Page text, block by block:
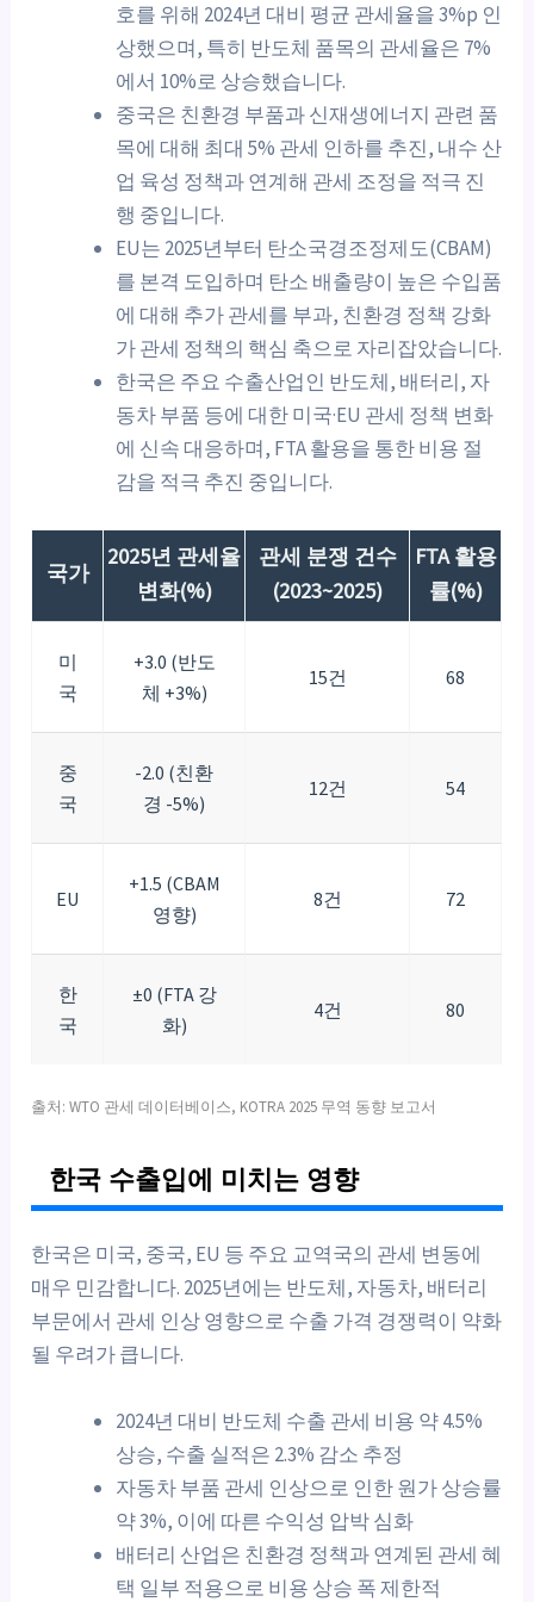
호를 위해 2024년 대비 평균 관세율을 3%p 인
상했으며, 특히 반도체 품목의 관세율은 7%
에서 10%로 상승했습니다.
중국은 친환경 부품과 신재생에너지 관련 품
목에 대해 최대 5% 관세 인하를 추진, 내수 산
업 육성 정책과 연계해 관세 조정을 적극 진
행 중입니다.
EU는 2025년부터 탄소국경조정제도(CBAM)
를 본격 도입하며 탄소 배출량이 높은 수입품
에 대해 추가 관세를 부과, 친환경 정책 강화
가 관세 정책의 핵심 축으로 자리잡았습니다.
한국은 주요 수출산업인 반도체, 배터리, 자
동차 부품 등에 대한 미국·EU 관세 정책 변화
에 신속 대응하며, FTA 활용을 통한 비용 절
감을 적극 추진 중입니다.
국가
2025년 관세율
변화(%)
관세 분쟁 건수
(2023~2025)
FTA 활용
률(%)
미
국
+3.0 (반도
체 +3%)
15건 68
중
국
-2.0 (친환
경 -5%)
12건 54
EU
+1.5 (CBAM
영향)
8건 72
한
국
±0 (FTA 강
화)
4건 80
출처: WTO 관세 데이터베이스, KOTRA 2025 무역 동향 보고서
한국 수출입에 미치는 영향
한국은 미국, 중국, EU 등 주요 교역국의 관세 변동에
매우 민감합니다. 2025년에는 반도체, 자동차, 배터리
부문에서 관세 인상 영향으로 수출 가격 경쟁력이 약화
될 우려가 큽니다.
2024년 대비 반도체 수출 관세 비용 약 4.5%
상승, 수출 실적은 2.3% 감소 추정
자동차 부품 관세 인상으로 인한 원가 상승률
약 3%, 이에 따른 수익성 압박 심화
배터리 산업은 친환경 정책과 연계된 관세 혜
택 일부 적용으로 비용 상승 폭 제한적